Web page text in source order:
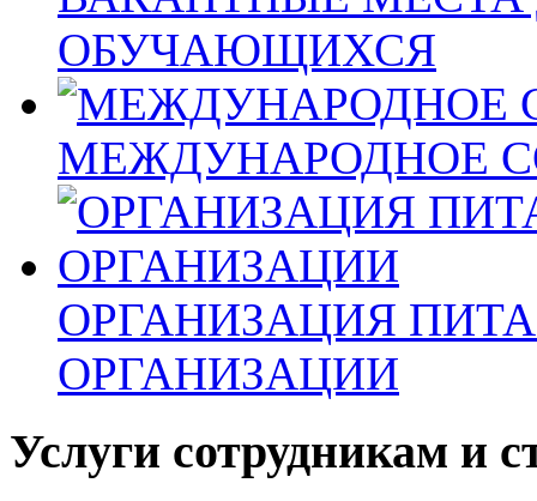
ОБУЧАЮЩИХСЯ
МЕЖДУНАРОДНОЕ
ОРГАНИЗАЦИЯ
ОРГАНИЗАЦИИ
Услуги сотрудникам и